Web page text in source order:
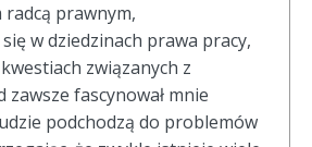
prawnym,
w dziedzinach prawa pracy,
związanych z
zawsze fascynował mnie
podchodzą do problemów